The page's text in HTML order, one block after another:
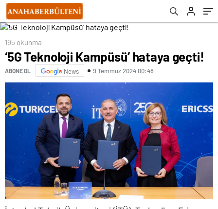
195 okunma
‘5G Teknoloji Kampüsü’ hataya geçti!
ABONE OL News 9 Temmuz 2024 00:48